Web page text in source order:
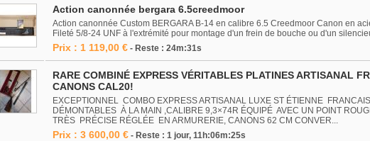
Action canonnée bergara 6.5creedmoor
Action canonnée Custom BERGARA B-14 en calibre 6.5 Creedmoor Canon en
Fileté 5/8-24 UNF à l'extrémité pour montage d'un frein de bouche ou d'un
Prix : 1 119,00 € - Reste : 24m:31s
RARE COMBINÉ EXPRESS VÉRITABLES PLATINES ARTISANAL
CANONS CAL20!
EXCEPTIONNEL COMBO EXPRESS ARTISANAL LUXE ST ÉTIENNE
DÉMONTABLES À LA MAIN ,CALIBRE 9,3×74R ÉQUIPÉ AVEC UN POINT
TRÈS PRÉCISE RÉGLÉE EN ARMURERIE, CANONS 62 CM CONVER...
Prix : 3 600,00 € - Reste : 1 jour, 11h:06m:25s